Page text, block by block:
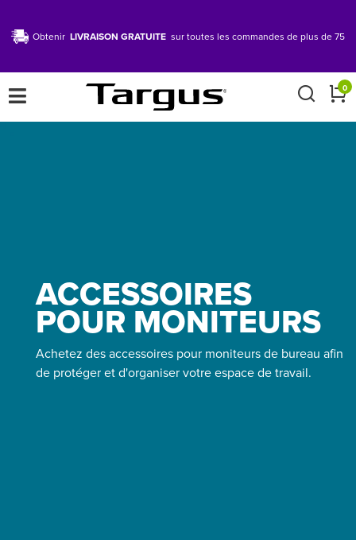
Obtenir LIVRAISON GRATUITE sur toutes les commandes de plus de 75
× 0
ACCESSOIRES
POUR MONITEURS
Achetez des accessoires pour moniteurs de bureau afin
de protéger et d'organiser votre espace de travail.